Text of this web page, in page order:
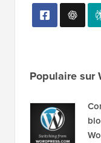
Populaire sur